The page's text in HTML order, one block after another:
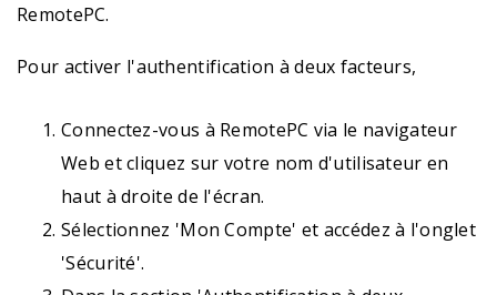
RemotePC.
Pour activer l'authentification à deux facteurs,
Connectez-vous à RemotePC via le navigateur
Web et cliquez sur votre nom d'utilisateur en
haut à droite de l'écran.
Sélectionnez 'Mon Compte' et accédez à l'onglet
'Sécurité'.